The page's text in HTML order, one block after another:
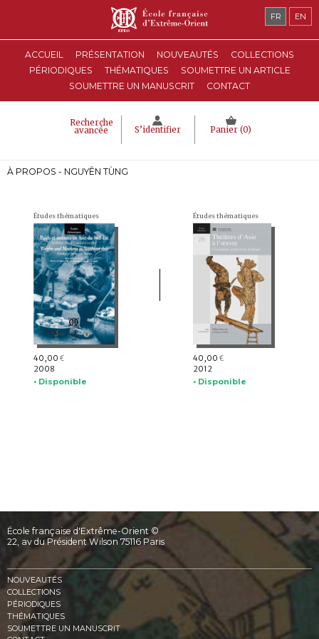
ACCUEIL PRÉSENTATION NOUVEAUTÉS
COLLECTIONS
PÉRIODIQUES
THÉMATIQUES
SOUMETTRE UN ARTICLE
SOUMETTRE UN MANUSCRIT
CONTACT
Recherche
avancée S’identifier Panier (0)
FR EN
À PROPOS - NGUYÊN TÙNG
Études thématiques
40,00 €
2008
• Disponible
Études thématiques
40,00 €
2012
• Disponible
École française d'Extrême-Orient ©
22, av du Président Wilson 75116 Paris
NOUVEAUTÉS
COLLECTIONS
PÉRIODIQUES
THÉMATIQUES
SOUMETTRE UN MANUSCRIT